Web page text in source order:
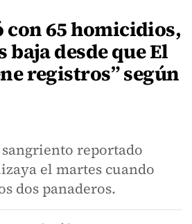
con 65 homicidios,
baja desde que El
registros” según
reportado
el martes cuando
dos panaderos.